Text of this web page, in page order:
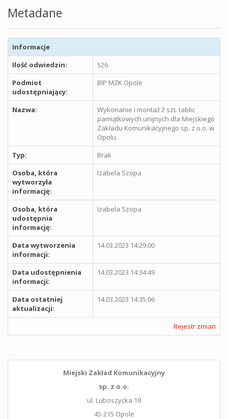
Metadane
Informacje
Ilość odwiedzin:
526
Podmiot
udostępniający:
BIP MZK Opole
Nazwa:
Wykonanie i montaż 2 szt. tablic
pamiątkowych unijnych dla Miejskiego
Zakładu Komunikacyjnego sp. z o.o. w
Opolu.
Typ:
Brak
Osoba, która
wytworzyła
informację:
Izabela Szopa
Osoba, która
udostępnia
informację:
Izabela Szopa
Data wytworzenia
informacji:
14.03.2023 14:29:00
Data udostępnienia
informacji:
14.03.2023 14:34:49
Data ostatniej
aktualizacji:
14.03.2023 14:35:06
Rejestr zmian
Miejski Zakład Komunikacyjny
sp. z o.o.
ul. Luboszycka 19
45-215 Opole